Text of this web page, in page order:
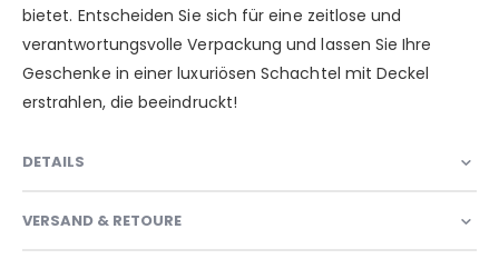
bietet. Entscheiden Sie sich für eine zeitlose und
verantwortungsvolle Verpackung und lassen Sie Ihre
Geschenke in einer luxuriösen Schachtel mit Deckel
erstrahlen, die beeindruckt!
DETAILS
VERSAND & RETOURE